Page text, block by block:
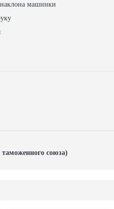
машинки
союза)